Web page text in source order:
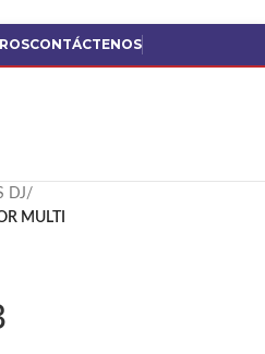
CONTÁCTENOS
DJ/
MULTI